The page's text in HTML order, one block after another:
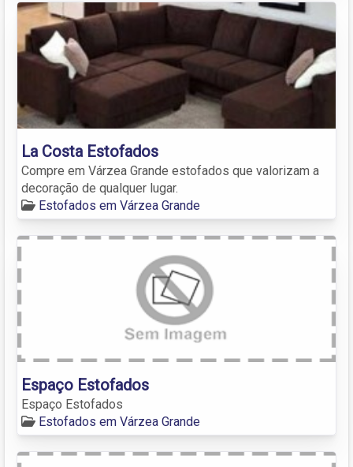
La Costa Estofados
Compre em Várzea Grande estofados que valorizam a
decoração de qualquer lugar.
Estofados em Várzea Grande
Espaço Estofados
Espaço Estofados
Estofados em Várzea Grande